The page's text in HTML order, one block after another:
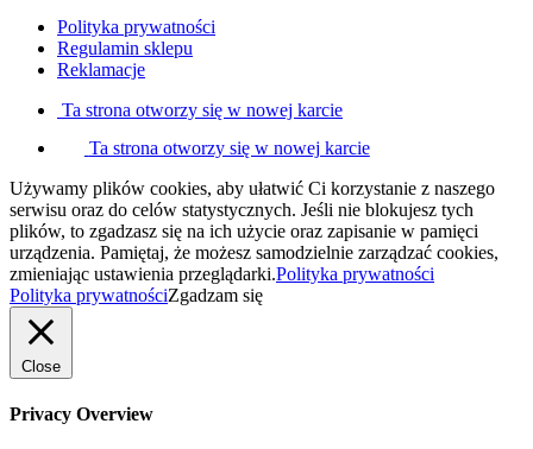
Polityka prywatności
Regulamin sklepu
Reklamacje
Ta strona otworzy się w nowej karcie
Ta strona otworzy się w nowej karcie
Używamy plików cookies, aby ułatwić Ci korzystanie z naszego
serwisu oraz do celów statystycznych. Jeśli nie blokujesz tych
plików, to zgadzasz się na ich użycie oraz zapisanie w pamięci
urządzenia. Pamiętaj, że możesz samodzielnie zarządzać cookies,
zmieniając ustawienia przeglądarki.Polityka prywatności
Polityka prywatnościZgadzam się
Close
Privacy Overview